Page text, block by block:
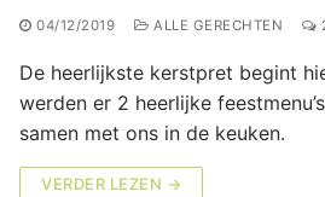
04/12/2019 ALLE GERECHTEN
De heerlijkste kerstpret begint
werden er 2 heerlijke
samen met ons in de keuken.
VERDER LEZEN →